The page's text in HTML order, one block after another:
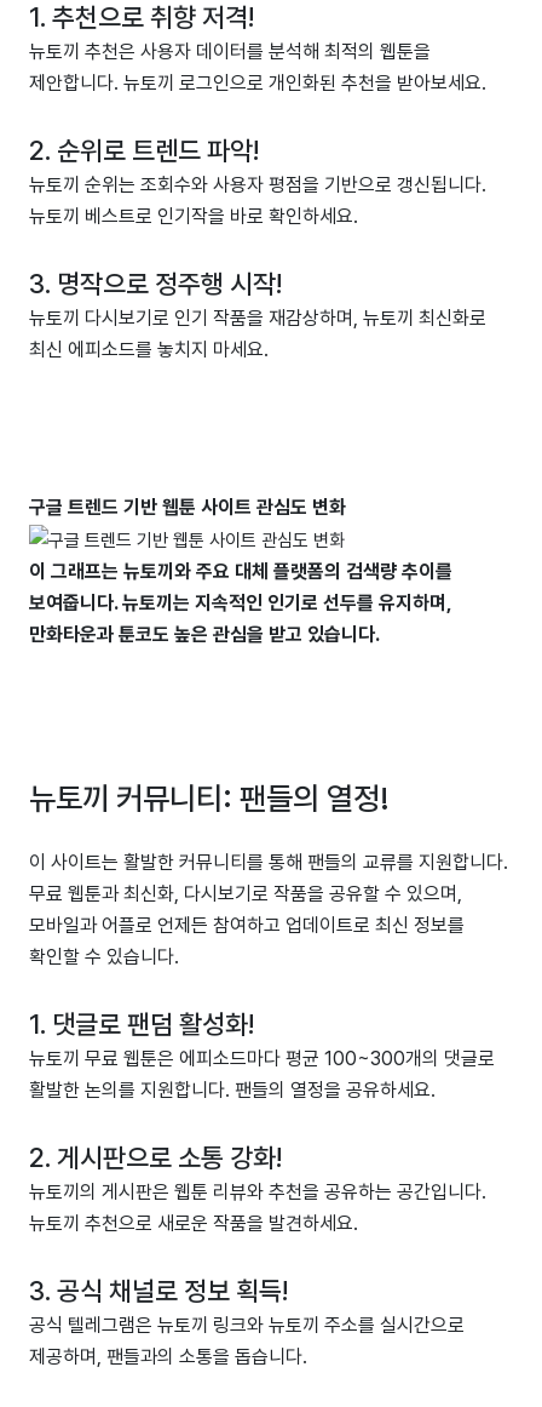
1. 추천으로 취향 저격!
뉴토끼 추천은 사용자 데이터를 분석해 최적의 웹툰을
제안합니다. 뉴토끼 로그인으로 개인화된 추천을 받아보세요.
2. 순위로 트렌드 파악!
뉴토끼 순위는 조회수와 사용자 평점을 기반으로 갱신됩니다.
뉴토끼 베스트로 인기작을 바로 확인하세요.
3. 명작으로 정주행 시작!
뉴토끼 다시보기로 인기 작품을 재감상하며, 뉴토끼 최신화로
최신 에피소드를 놓치지 마세요.
구글 트렌드 기반 웹툰 사이트 관심도 변화
이 그래프는 뉴토끼와 주요 대체 플랫폼의 검색량 추이를
보여줍니다. 뉴토끼는 지속적인 인기로 선두를 유지하며,
만화타운과 툰코도 높은 관심을 받고 있습니다.
뉴토끼 커뮤니티: 팬들의 열정!
이 사이트는 활발한 커뮤니티를 통해 팬들의 교류를 지원합니다.
무료 웹툰과 최신화, 다시보기로 작품을 공유할 수 있으며,
모바일과 어플로 언제든 참여하고 업데이트로 최신 정보를
확인할 수 있습니다.
1. 댓글로 팬덤 활성화!
뉴토끼 무료 웹툰은 에피소드마다 평균 100~300개의 댓글로
활발한 논의를 지원합니다. 팬들의 열정을 공유하세요.
2. 게시판으로 소통 강화!
뉴토끼의 게시판은 웹툰 리뷰와 추천을 공유하는 공간입니다.
뉴토끼 추천으로 새로운 작품을 발견하세요.
3. 공식 채널로 정보 획득!
공식 텔레그램은 뉴토끼 링크와 뉴토끼 주소를 실시간으로
제공하며, 팬들과의 소통을 돕습니다.